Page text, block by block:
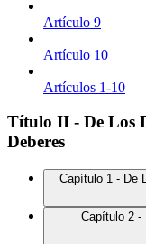
Artículo 9
Artículo 10
Artículos 1-10
Título II - De Los
Deberes
Capítulo 1 - De
Capítulo 2 -